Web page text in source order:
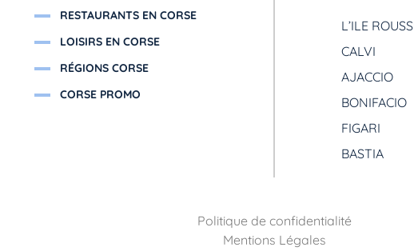
RESTAURANTS EN CORSE
LOISIRS EN CORSE
RÉGIONS CORSE
CORSE PROMO
L’ILE
CALVI
AJACCIO
BONIFACIO
FIGARI
BASTIA
Politique de confidentialité
Mentions Légales